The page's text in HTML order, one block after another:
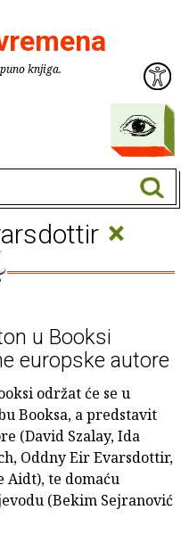
knjiga.
×
u Booksi
europske autore
održat će se u
Booksa, a predstavit
(David Szalay, Ida
Oddny Eir Evarsdottir,
te domaću
(Bekim Sejranović